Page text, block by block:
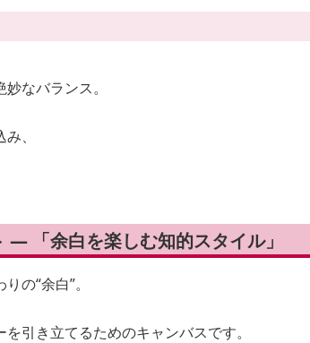
なバランス。
、
「余白を楽しむ知的スタイル」
の“余白”。
引き立てるためのキャンバスです。